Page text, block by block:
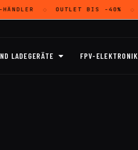
◇ OUTLETBIS -40% ◇
LADEGERÄTE FPV-ELEKTRONIK